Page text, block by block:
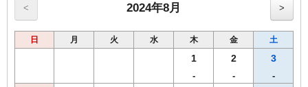
●館内コインランドリー完備（有料）
※ツインルームはバストイレ別になります。
※ダブルルームは全て線路に近いお部屋になっております。
始発～終電までのお時間は、電車の通過音が聞こえる場合がござい
< 2024年8月 >
日 月 火 水 木 金 土
1
-
2
-
3
-